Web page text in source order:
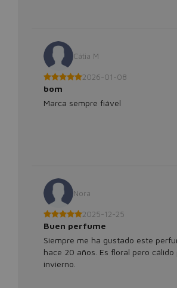
Cátia M
2026-01-08
bom
Marca sempre fiável
Nora
2025-12-25
Buen perfume
Siempre me ha gustado este
hace 20 años. Es floral pero cálido
invierno.